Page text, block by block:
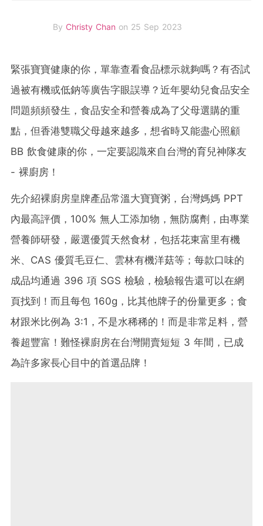
By Christy Chan on 25 Sep 2023
緊張寶寶健康的你，單靠查看食品標示就夠嗎？有否試
過被有機或低鈉等廣告字眼誤導？近年嬰幼兒食品安全
問題頻頻發生，食品安全和營養成為了父母選購的重
點，但香港雙職父母越來越多，想省時又能盡心照顧
BB 飲食健康的你，一定要認識來自台灣的育兒神隊友
- 裸廚房！
先介紹裸廚房皇牌產品常溫大寶寶粥，台灣媽媽 PPT
內最高評價，100% 無人工添加物，無防腐劑，由專業
營養師研發，嚴選優質天然食材，包括花東富里有機
米、CAS 優質毛豆仁、雲林有機洋菇等；每款口味的
成品均通過 396 項 SGS 檢驗，檢驗報告還可以在網
頁找到！而且每包 160g，比其他牌子的份量更多；食
材跟米比例為 3:1，不是水稀稀的！而是非常足料，營
養超豐富！難怪裸廚房在台灣開賣短短 3 年間，已成
為許多家長心目中的首選品牌！